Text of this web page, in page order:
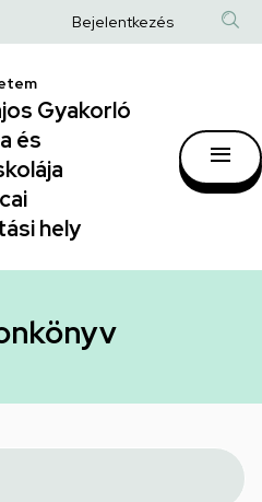
Anonim
fiók
Bejelentkezés
Gyakorló
és
hely